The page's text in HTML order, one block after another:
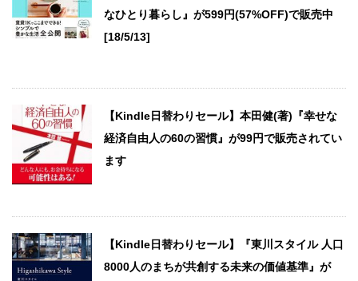
なひとり暮らし』が599円(57%OFF)で販売中
[18/5/13]
【Kindle日替わりセール】本田健(著)『幸せな
経済自由人の60の習慣』が99円で販売されてい
ます
【Kindle日替わりセール】『東川スタイル 人口
8000人のまちが共創する未来の価値基準』が